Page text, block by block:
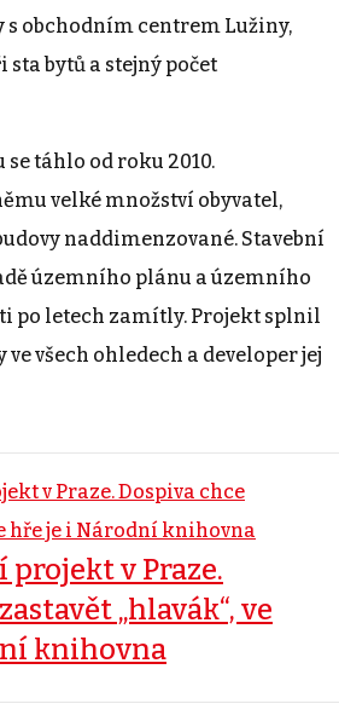
s obchodním centrem Lužiny,
bytů a stejný počet
táhlo od roku 2010.
velké množství obyvatel,
naddimenzované. Stavební
územního plánu a územního
po letech zamítly. Projekt splnil
všech ohledech a developer jej
projekt v Praze.
„hlavák“, ve
knihovna